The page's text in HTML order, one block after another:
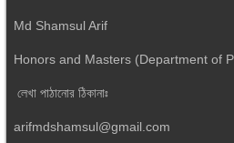
Md Shamsul Arif
Honors and Masters (Department of
লেখা পাঠানোর ঠিকানাঃ
arifmdshamsul@gmail.com